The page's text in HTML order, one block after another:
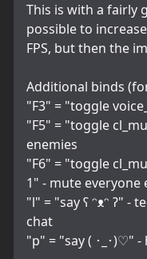
This is with a fairly
possible to
FPS, but then the
Additional binds
"F3" = "toggle
"F5" = "toggle
enemies
"F6" = "toggle
1" - mute
"l" = "say ʕ ᵔᴥᵔ ʔ" -
chat
"p" = "say ( ･_･)♡"